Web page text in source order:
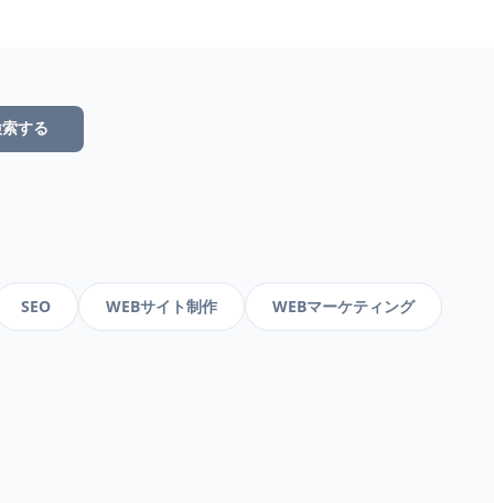
する
SEO WEBサイト制作 WEBマーケティング